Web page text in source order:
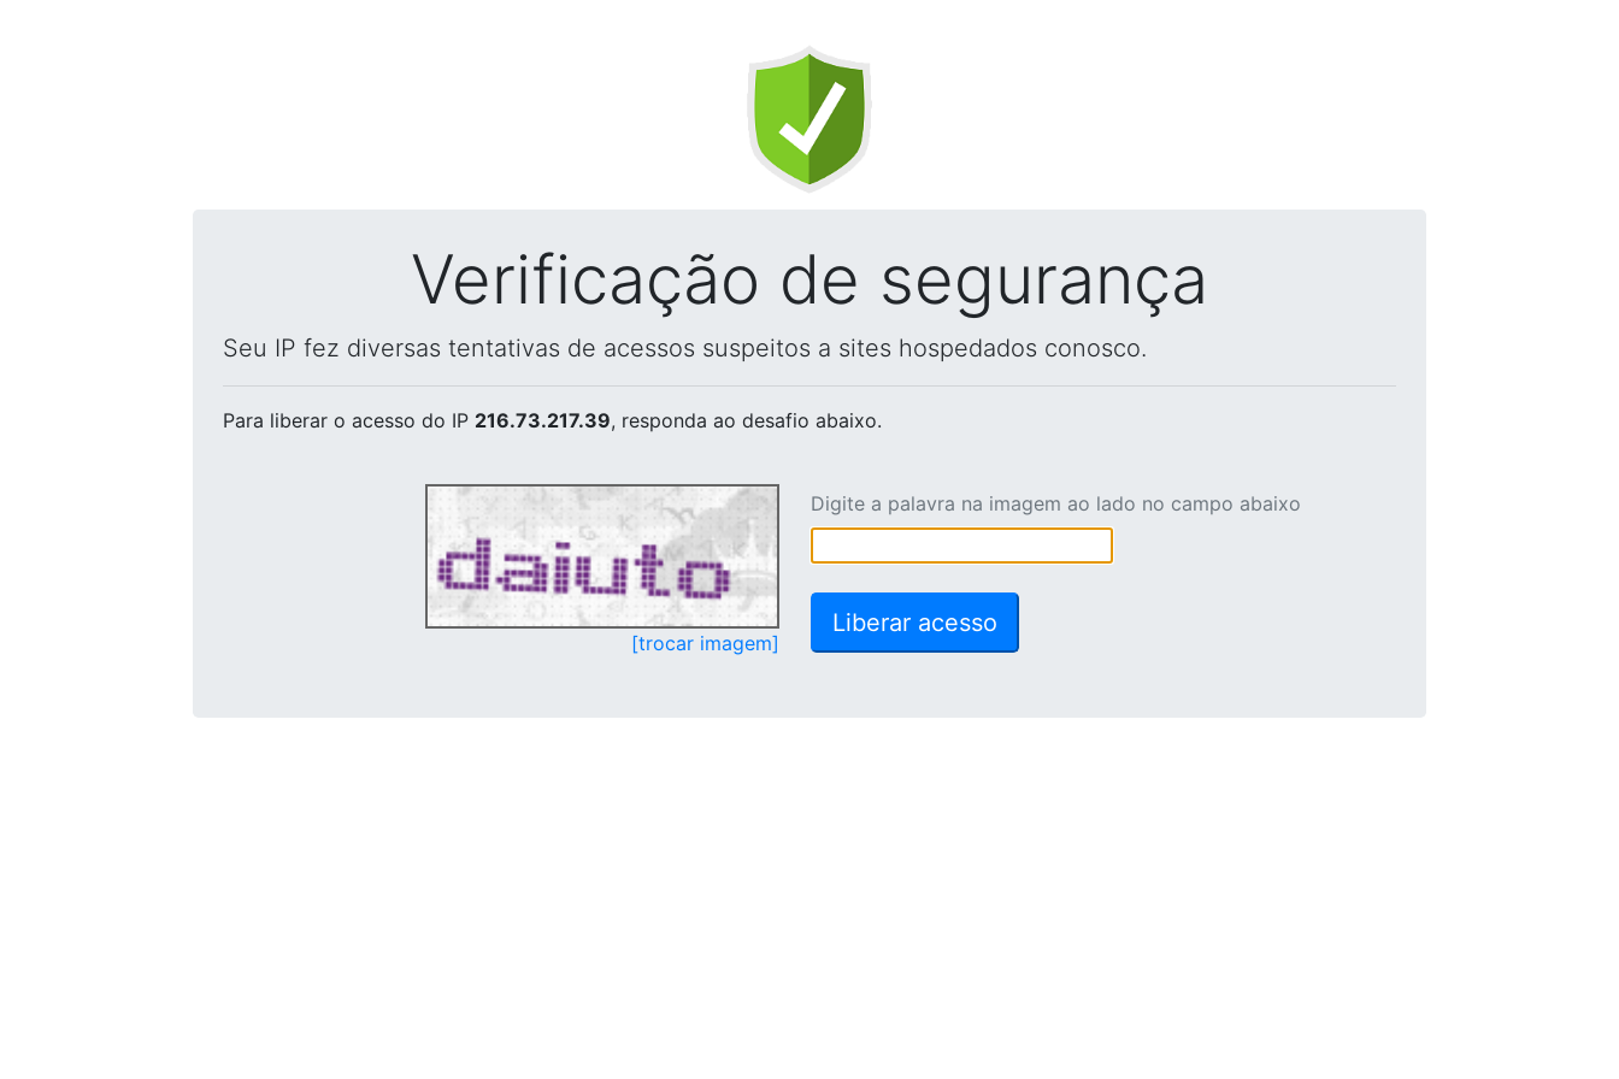
Verificação de segurança
Seu IP fez diversas tentativas de acessos suspeitos a sites hospedados conosco.
Para liberar o acesso do IP 216.73.217.39, responda ao desafio abaixo.
[trocar imagem]
Digite a palavra na imagem ao lado no campo abaixo